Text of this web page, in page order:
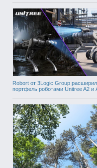
Robort от 3Logic Group расширил
портфель роботами Unitree A2 и